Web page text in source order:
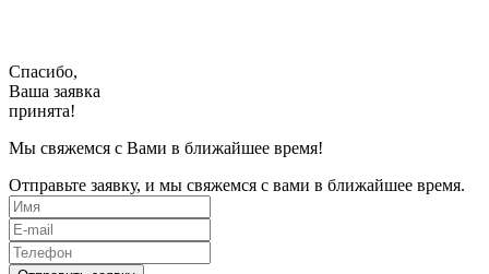
Спасибо,
Ваша заявка
принята!
Мы свяжемся с Вами в ближайшее время!
Отправьте заявку, и мы свяжемся с вами в ближайшее время.